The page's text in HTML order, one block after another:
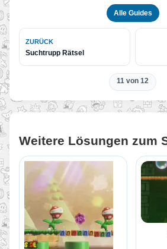
Alle Guides
ZURÜCK
Suchtrupp Rätsel
11 von 12
Weitere Lösungen zum